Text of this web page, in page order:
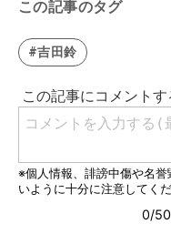
この記事のタグ
#吉田鈴